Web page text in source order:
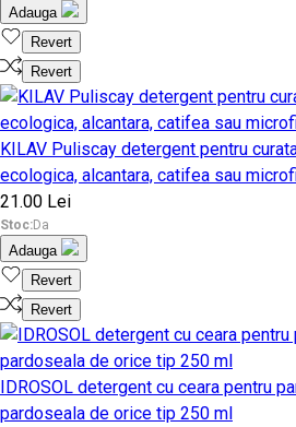
Adauga
Revert
Revert
KILAV Puliscay detergent pentru
ecologica, alcantara, catifea sau
21.00 Lei
Stoc:Da
Adauga
Revert
Revert
IDROSOL detergent cu ceara pentru
pardoseala de orice tip 250 ml